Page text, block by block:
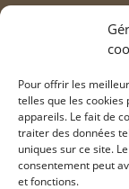
Pour offrir les
telles que les
appareils. Le fait de
traiter des données
uniques sur ce site.
consentement peut
et fonctions.